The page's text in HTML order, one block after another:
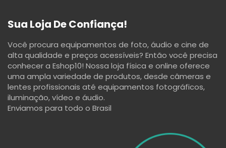
Sua Loja De Confiança!
Você procura equipamentos de foto, áudio e cine de
alta qualidade e preços acessíveis? Então você precisa
conhecer a Eshop10! Nossa loja física e online oferece
uma ampla variedade de produtos, desde câmeras e
lentes profissionais até equipamentos fotográficos,
iluminação, vídeo e áudio.
Enviamos para todo o Brasil